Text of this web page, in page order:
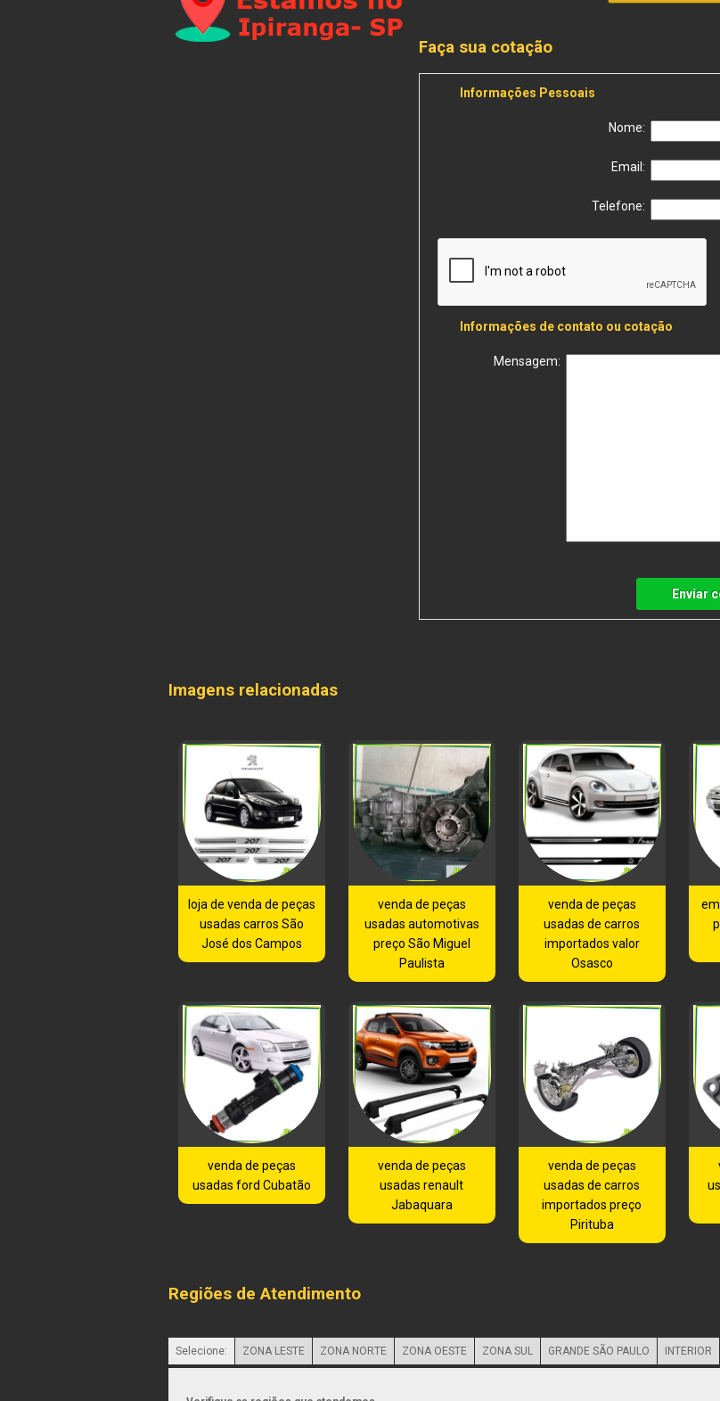
Faça sua cotação
Informações Pessoais
Nome:
Email:
Telefone:
Informações de contato ou cotação
Mensagem:
Enviar
Imagens relacionadas
loja de venda de peças
usadas carros São
José dos Campos
venda de peças
usadas automotivas
preço São Miguel
Paulista
venda de peças
usadas de carros
importados valor
Osasco
venda de peças
usadas ford Cubatão
venda de peças
usadas renault
Jabaquara
venda de peças
usadas de carros
importados preço
Pirituba
Regiões de Atendimento
Selecione: ZONA LESTE ZONA NORTE ZONA OESTE ZONA SUL GRANDE SÃO PAULO INTERIOR